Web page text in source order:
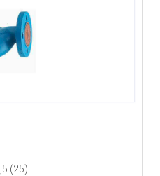
(25)